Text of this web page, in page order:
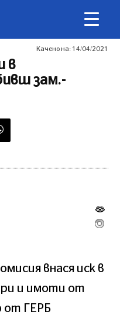
Качено на: 14/04/2021
в
зам.-
внася иск в
и имоти от
от ГЕРБ